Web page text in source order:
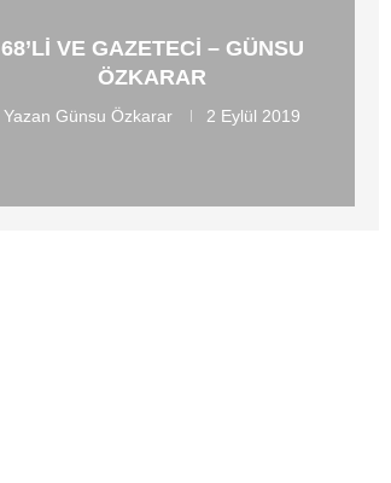
68’LI VE GAZETECI – GÜNSU
ÖZKARAR
Yazan Günsu Özkarar 2 Eylül 2019